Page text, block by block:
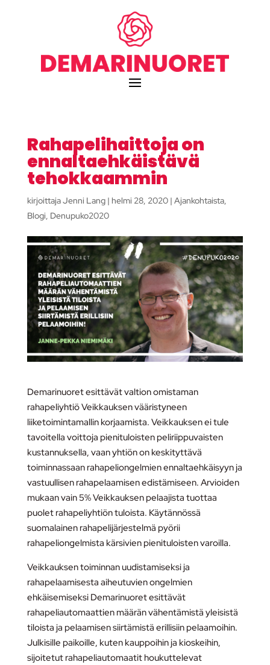
Rahapelihaittoja on
ennaltaehkäistävä
tehokkaammin
kirjoittajaJenni Lang| helmi 28, 2020| Ajankohtaista,
Blogi, Denupuko2020
Demarinuoret esittävät valtion omistaman
rahapeliyhtiö Veikkauksen vääristyneen
liiketoimintamallin korjaamista. Veikkauksen ei tule
tavoitella voittoja pienituloisten peliriippuvaisten
kustannuksella, vaan yhtiön on keskityttävä
toiminnassaan rahapeliongelmien ennaltaehkäisyyn ja
vastuullisen rahapelaamisen edistämiseen. Arvioiden
mukaan vain 5% Veikkauksen pelaajista tuottaa
puolet rahapeliyhtiön tuloista. Käytännössä
suomalainen rahapelijärjestelmä pyörii
rahapeliongelmista kärsivien pienituloisten varoilla.
Veikkauksen toiminnan uudistamiseksi ja
rahapelaamisesta aiheutuvien ongelmien
ehkäisemiseksi Demarinuoret esittävät
rahapeliautomaattien määrän vähentämistä yleisistä
tiloista ja pelaamisen siirtämistä erillisiin pelaamoihin.
Julkisille paikoille, kuten kauppoihin ja kioskeihin,
sijoitetut rahapeliautomaatit houkuttelevat